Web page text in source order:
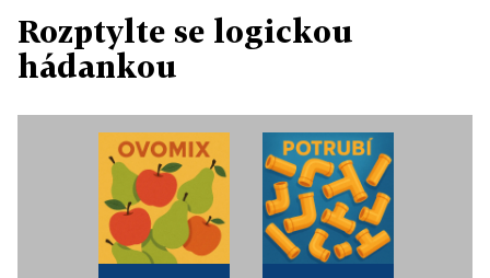
Rozptylte se logickou
hádankou